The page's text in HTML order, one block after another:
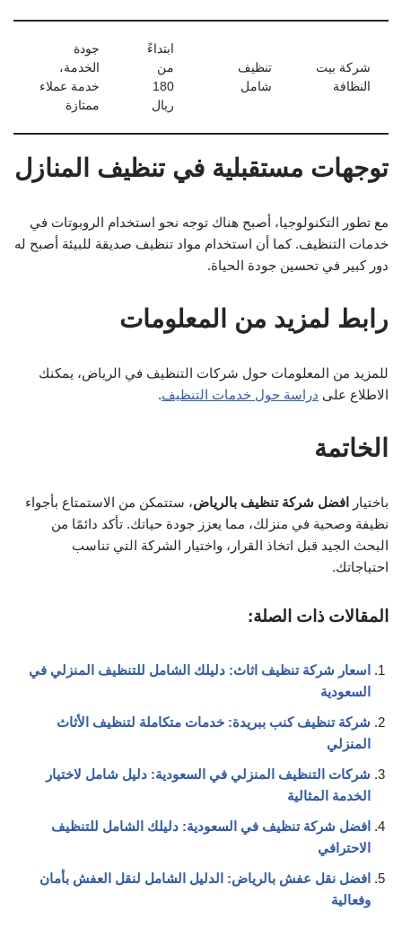
شركة بيت
النظافة
تنظيف
شامل
ابتداءً
من
180
ريال
جودة
الخدمة،
خدمة عملاء
ممتازة
توجهات مستقبلية في تنظيف المنازل
مع تطور التكنولوجيا، أصبح هناك توجه نحو استخدام الروبوتات في
خدمات التنظيف. كما أن استخدام مواد تنظيف صديقة للبيئة أصبح له
دور كبير في تحسين جودة الحياة.
رابط لمزيد من المعلومات
للمزيد من المعلومات حول شركات التنظيف في الرياض، يمكنك
الاطلاع على دراسة حول خدمات التنظيف.
الخاتمة
باختيار افضل شركة تنظيف بالرياض، ستتمكن من الاستمتاع بأجواء
نظيفة وصحية في منزلك، مما يعزز جودة حياتك. تأكد دائمًا من
البحث الجيد قبل اتخاذ القرار، واختيار الشركة التي تناسب
احتياجاتك.
المقالات ذات الصلة:
اسعار شركة تنظيف اثاث: دليلك الشامل للتنظيف المنزلي في
السعودية
شركة تنظيف كنب ببريدة: خدمات متكاملة لتنظيف الأثاث
المنزلي
شركات التنظيف المنزلي في السعودية: دليل شامل لاختيار
الخدمة المثالية
افضل شركة تنظيف في السعودية: دليلك الشامل للتنظيف
الاحترافي
افضل نقل عفش بالرياض: الدليل الشامل لنقل العفش بأمان
وفعالية